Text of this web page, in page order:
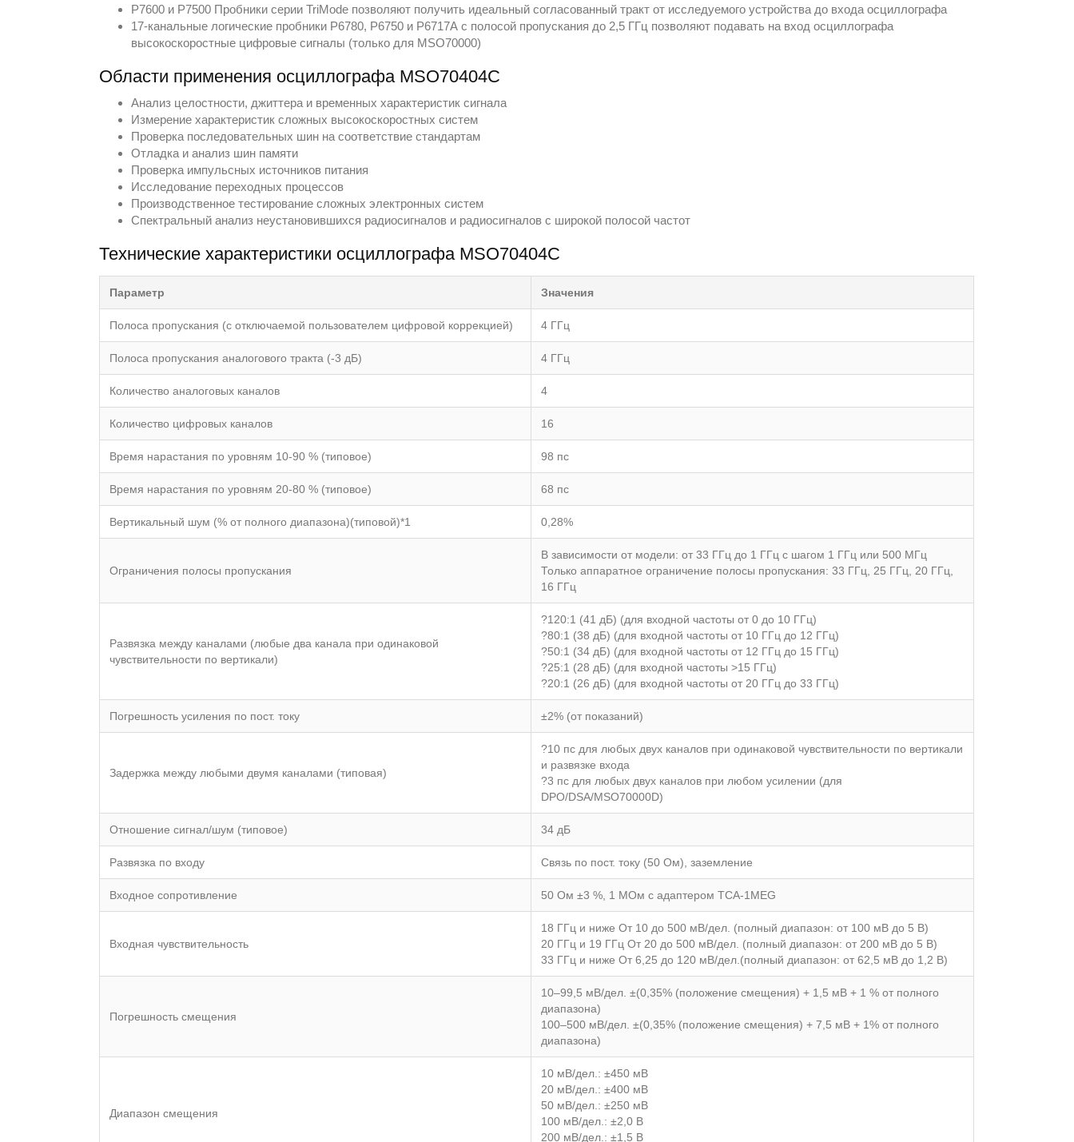
P7600 и P7500 Пробники серии TriMode позволяют получить идеальный согласованный тракт от исследуемого устройства до входа осциллографа
17-канальные логические пробники P6780, P6750 и P6717А с полосой пропускания до 2,5 ГГц позволяют подавать на вход осциллографа
высокоскоростные цифровые сигналы (только для MSO70000)
Области применения осциллографа MSO70404C
Анализ целостности, джиттера и временных характеристик сигнала
Измерение характеристик сложных высокоскоростных систем
Проверка последовательных шин на соответствие стандартам
Отладка и анализ шин памяти
Проверка импульсных источников питания
Исследование переходных процессов
Производственное тестирование сложных электронных систем
Спектральный анализ неустановившихся радиосигналов и радиосигналов с широкой полосой частот
Теxнические xарактеристики осциллографа MSO70404C
Параметр Значения
Полоса пропускания (с отключаемой пользователем цифровой коррекцией) 4 ГГц
Полоса пропускания аналогового тракта (-3 дБ) 4 ГГц
Количество аналоговых каналов 4
Количество цифровых каналов 16
Время нарастания по уровням 10-90 % (типовое) 98 пс
Время нарастания по уровням 20-80 % (типовое) 68 пс
Вертикальный шум (% от полного диапазона)(типовой)*1 0,28%
Ограничения полосы пропускания
В зависимости от модели: от 33 ГГц до 1 ГГц с шагом 1 ГГц или 500 МГц
Только аппаратное ограничение полосы пропускания: 33 ГГц, 25 ГГц, 20 ГГц,
16 ГГц
Развязка между каналами (любые два канала при одинаковой
чувствительности по вертикали)
?120:1 (41 дБ) (для входной частоты от 0 до 10 ГГц)
?80:1 (38 дБ) (для входной частоты от 10 ГГц до 12 ГГц)
?50:1 (34 дБ) (для входной частоты от 12 ГГц до 15 ГГц)
?25:1 (28 дБ) (для входной частоты >15 ГГц)
?20:1 (26 дБ) (для входной частоты от 20 ГГц до 33 ГГц)
Погрешность усиления по пост. току ±2% (от показаний)
Задержка между любыми двумя каналами (типовая)
?10 пс для любых двух каналов при одинаковой чувствительности по вертикали
и развязке входа
?3 пс для любых двух каналов при любом усилении (для
DPO/DSA/MSO70000D)
Отношение сигнал/шум (типовое) 34 дБ
Развязка по входу Связь по пост. току (50 Ом), заземление
Входное сопротивление 50 Ом ±3 %, 1 МОм с адаптером TCA-1MEG
Входная чувствительность
18 ГГц и ниже От 10 до 500 мВ/дел. (полный диапазон: от 100 мВ до 5 В)
20 ГГц и 19 ГГц От 20 до 500 мВ/дел. (полный диапазон: от 200 мВ до 5 В)
33 ГГц и ниже От 6,25 до 120 мВ/дел.(полный диапазон: от 62,5 мВ до 1,2 В)
Погрешность смещения
10–99,5 мВ/дел. ±(0,35% (положение смещения) + 1,5 мВ + 1 % от полного
диапазона)
100–500 мВ/дел. ±(0,35% (положение смещения) + 7,5 мВ + 1% от полного
диапазона)
Диапазон смещения
10 мВ/дел.: ±450 мВ
20 мВ/дел.: ±400 мВ
50 мВ/дел.: ±250 мВ
100 мВ/дел.: ±2,0 В
200 мВ/дел.: ±1,5 В